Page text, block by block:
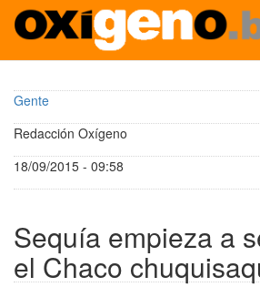
contenido
principal
Gente
Redacción Oxígeno
18/09/2015 - 09:58
Sequía empieza a
el Chaco